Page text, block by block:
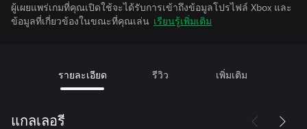
ผู้เผยแพร่เกมที่คุณเปิดใช้จะได้รับการเข้าถึงข้อมูลโปรไฟล์ Xbox และ
ข้อมูลที่เกี่ยวข้องในขณะที่คุณเล่น เรียนรู้เพิ่มเติม
รายละเอียด รีวิว เพิ่มเติม
แกลเลอรี